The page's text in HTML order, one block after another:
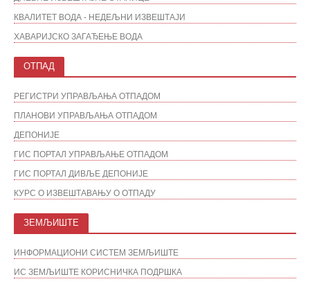
КВАЛИТЕТ ВОДА - НЕДЕЉНИ ИЗВЕШТАЈИ
ХАВАРИЈСКО ЗАГАЂЕЊЕ ВОДА
ОТПАД
РЕГИСТРИ УПРАВЉАЊА ОТПАДОМ
ПЛАНОВИ УПРАВЉАЊА ОТПАДОМ
ДЕПОНИЈЕ
ГИС ПОРТАЛ УПРАВЉАЊЕ ОТПАДОМ
ГИС ПОРТАЛ ДИВЉЕ ДЕПОНИЈЕ
КУРС О ИЗВЕШТАВАЊУ О ОТПАДУ
ЗЕМЉИШТЕ
ИНФОРМАЦИОНИ СИСТЕМ ЗЕМЉИШТЕ
ИС ЗЕМЉИШТЕ КОРИСНИЧКА ПОДРШКА